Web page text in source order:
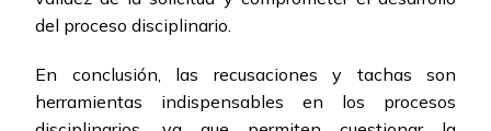
del proceso disciplinario.
En conclusión, las recusaciones y tachas son
herramientas indispensables en los procesos